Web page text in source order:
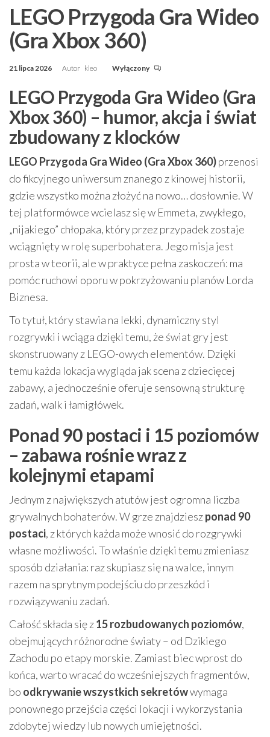
LEGO Przygoda Gra Wideo
(Gra Xbox 360)
21 lipca 2026 Autor kleo Wyłączony
LEGO Przygoda Gra Wideo (Gra
Xbox 360) – humor, akcja i świat
zbudowany z klocków
LEGO Przygoda Gra Wideo (Gra Xbox 360)przenosi
do fikcyjnego uniwersum znanego z kinowej historii,
gdzie wszystko można złożyć na nowo… dosłownie. W
tej platformówce wcielasz się w Emmeta, zwykłego,
„nijakiego” chłopaka, który przez przypadek zostaje
wciągnięty w rolę superbohatera. Jego misja jest
prosta w teorii, ale w praktyce pełna zaskoczeń: ma
pomóc ruchowi oporu w pokrzyżowaniu planów Lorda
Biznesa.
To tytuł, który stawia na lekki, dynamiczny styl
rozgrywki i wciąga dzięki temu, że świat gry jest
skonstruowany z LEGO-owych elementów. Dzięki
temu każda lokacja wygląda jak scena z dziecięcej
zabawy, a jednocześnie oferuje sensowną strukturę
zadań, walk i łamigłówek.
Ponad 90 postaci i 15 poziomów
– zabawa rośnie wraz z
kolejnymi etapami
Jednym z największych atutów jest ogromna liczba
grywalnych bohaterów. W grze znajdzieszponad 90
postaci, z których każda może wnosić do rozgrywki
własne możliwości. To właśnie dzięki temu zmieniasz
sposób działania: raz skupiasz się na walce, innym
razem na sprytnym podejściu do przeszkód i
rozwiązywaniu zadań.
Całość składa się z15 rozbudowanych poziomów,
obejmujących różnorodne światy – od Dzikiego
Zachodu po etapy morskie. Zamiast biec wprost do
końca, warto wracać do wcześniejszych fragmentów,
bo odkrywanie wszystkich sekretówwymaga
ponownego przejścia części lokacji i wykorzystania
zdobytej wiedzy lub nowych umiejętności.